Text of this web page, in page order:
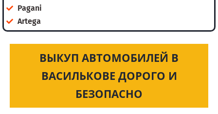
Pagani
Artega
ВЫКУП АВТОМОБИЛЕЙ В
ВАСИЛЬКОВЕ ДОРОГО И
БЕЗОПАСНО